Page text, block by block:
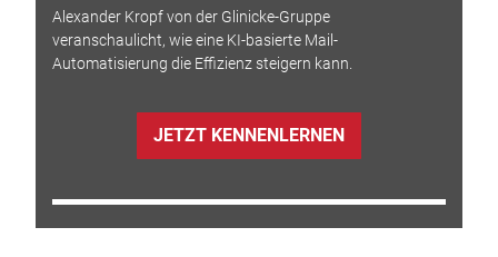
Alexander Kropf von der Glinicke-Gruppe
veranschaulicht, wie eine KI-basierte Mail-
Automatisierung die Effizienz steigern kann.
JETZT KENNENLERNEN